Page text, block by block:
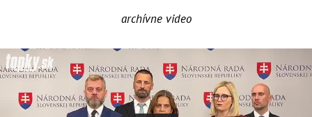
archívne video